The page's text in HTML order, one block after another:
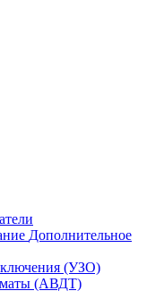
Дополнительное
(УЗО)
(АВДТ)